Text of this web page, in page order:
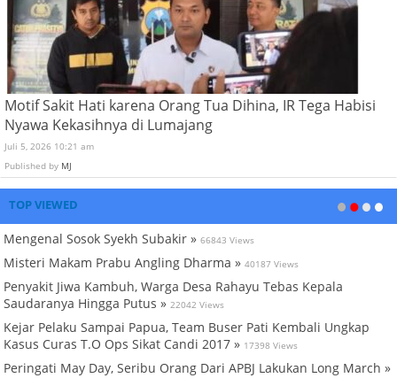
Motif Sakit Hati karena Orang Tua Dihina, IR Tega Habisi
Nyawa Kekasihnya di Lumajang
Juli 5, 2026 10:21 am
Published by MJ
TOP VIEWED
Mengenal Sosok Syekh Subakir » 66843 Views
Misteri Makam Prabu Angling Dharma » 40187 Views
Penyakit Jiwa Kambuh, Warga Desa Rahayu Tebas Kepala
Saudaranya Hingga Putus » 22042 Views
Kejar Pelaku Sampai Papua, Team Buser Pati Kembali Ungkap
Kasus Curas T.O Ops Sikat Candi 2017 » 17398 Views
Peringati May Day, Seribu Orang Dari APBJ Lakukan Long March »